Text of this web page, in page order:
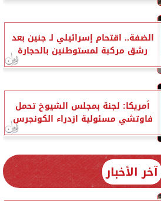
الضفة.. اقتحام إسرائيلي لـ جنين بعد
رشق مركبة لمستوطنين بالحجارة
أمريكا: لجنة بمجلس الشيوخ تحمل
فاوتشي مسئولية ازدراء الكونجرس
آخر الأخبار